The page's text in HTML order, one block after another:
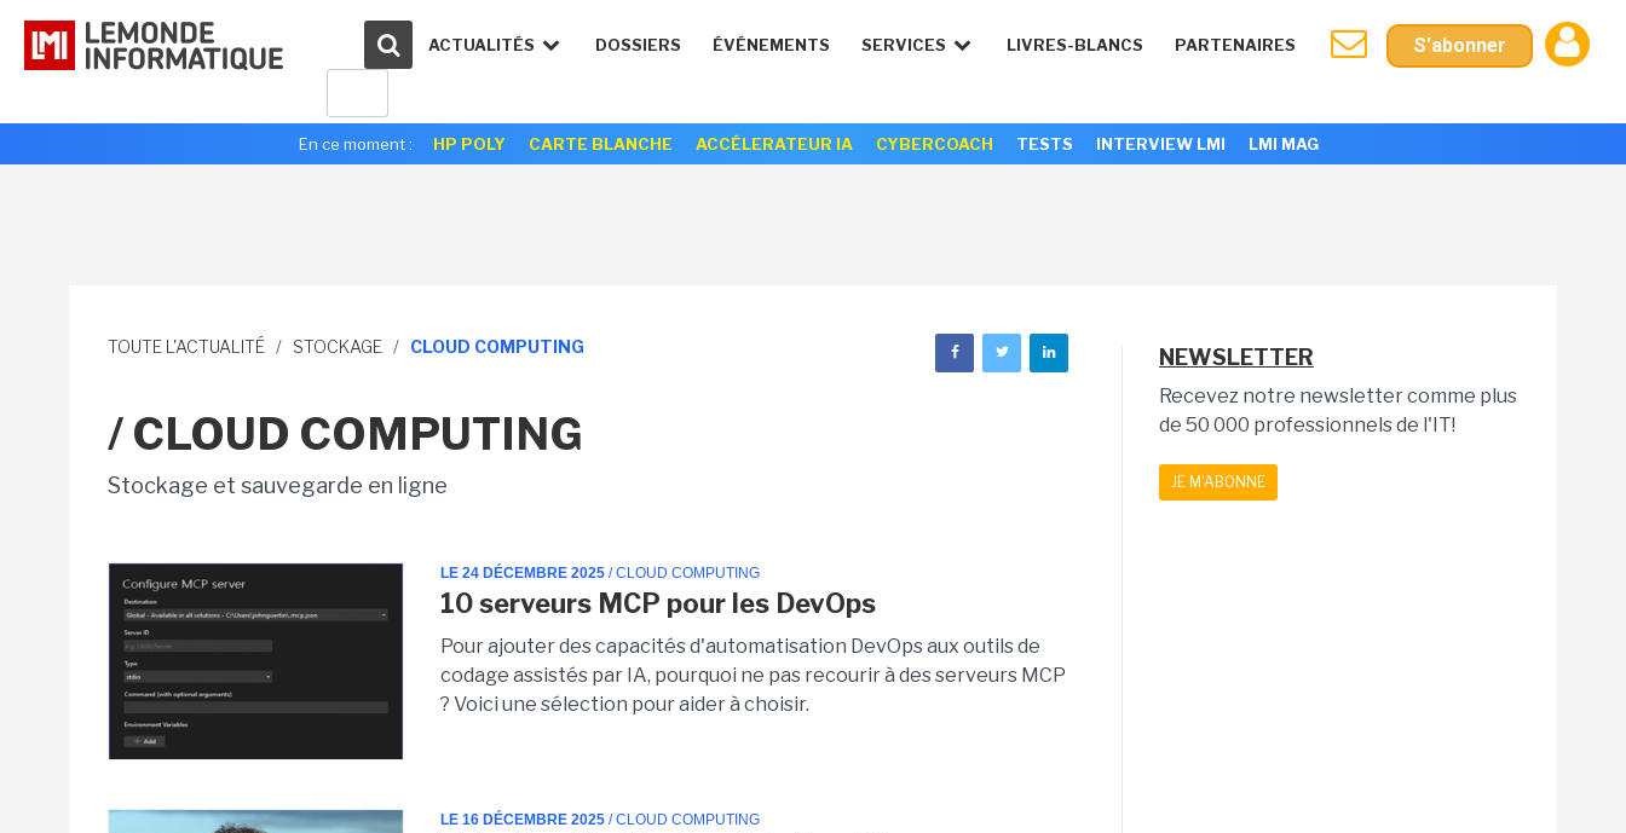
ACTUALITÉS DOSSIERS ÉVÉNEMENTS SERVICES LIVRES-BLANCS PARTENAIRES S'abonner
En ce moment : HP POLY CARTE BLANCHE ACCÉLERATEUR IA CYBERCOACH TESTS INTERVIEW LMI LMI MAG
TOUTE L'ACTUALITÉ / STOCKAGE / CLOUD COMPUTING
/ CLOUD COMPUTING
Stockage et sauvegarde en ligne
LE 24 DÉCEMBRE 2025 / CLOUD COMPUTING
10 serveurs MCP pour les DevOps
Pour ajouter des capacités d'automatisation DevOps aux outils de
codage assistés par IA, pourquoi ne pas recourir à des serveurs MCP
? Voici une sélection pour aider à choisir.
LE 16 DÉCEMBRE 2025 / CLOUD COMPUTING
NEWSLETTER
Recevez notre newsletter comme plus
de 50 000 professionnels de l'IT!
JE M'ABONNE